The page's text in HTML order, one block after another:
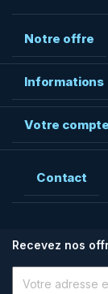
Notre offre
Informations
Votre compte
Contact
Recevez nos